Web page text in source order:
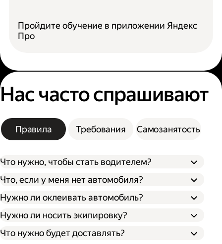
Пройдите обучение в приложении Яндекс
Про
Нас часто спрашивают
Правила Требования Самозанятость
Что нужно, чтобы стать водителем?
Что, если у меня нет автомобиля?
Нужно ли оклеивать автомобиль?
Нужно ли носить экипировку?
Что нужно будет доставлять?